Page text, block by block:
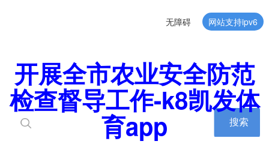
无障碍 网站支持ipv6
开展全市农业安全防范
检查督导工作-k8凯发体
育app 搜索